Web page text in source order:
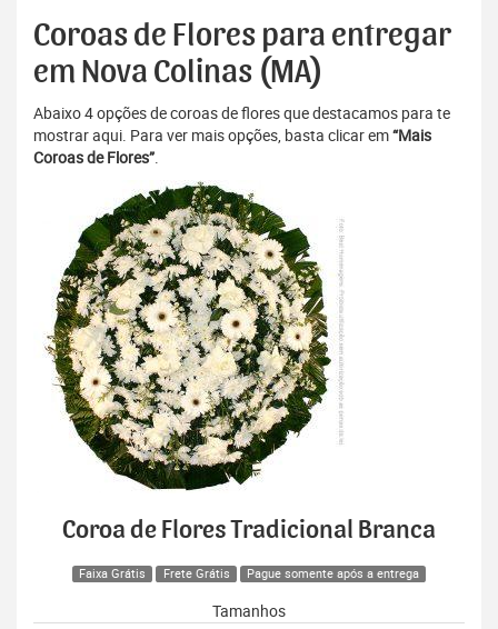
Coroas de Flores para entregar
em Nova Colinas (MA)
Abaixo 4 opções de coroas de flores que destacamos para te
mostrar aqui. Para ver mais opções, basta clicar em“Mais
Coroas de Flores”.
Coroa de Flores Tradicional Branca
Faixa Grátis Frete Grátis Pague somente após a entrega
Tamanhos